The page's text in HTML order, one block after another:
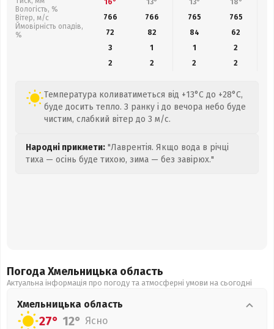
Вологість, %
Вітер, м/с
Ймовірність опадів,
%
16° 13° 13° 18°
766
766 765 765
72
82 84
62
3
1 1
2
2
2 2 2
Температура коливатиметься від +13°C до +28°C,
буде досить тепло. З ранку і до вечора небо буде
чистим, слабкий вітер до 3 м/с.
Народні прикмети: "Лаврентія. Якщо вода в річці
тиха — осінь буде тихою, зима — без завірюх."
Погода Хмельницька область
Актуальна інформація про погоду та атмосферні умови на сьогодні
Хмельницька область
27° 12° Ясно